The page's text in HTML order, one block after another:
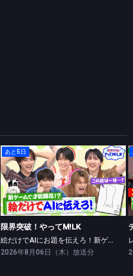
あと5日
限界突破！やってM!LK
限界突破！やってM!LK
絵だけでAIにお題を伝えろ！新ゲームで絵の才能開花！？
2026年8月06日（木）放送分